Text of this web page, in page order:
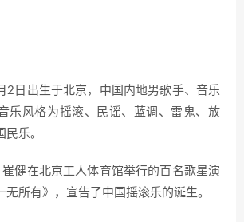
2日出生于北京，中国内地男歌手、音乐
乐风格为摇滚、民谣、蓝调、雷鬼、放
民乐。
健在北京工人体育馆举行的百名歌星演
无所有》，宣告了中国摇滚乐的诞生。